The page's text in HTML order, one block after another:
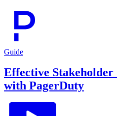
Guide
Effective
with PagerDuty